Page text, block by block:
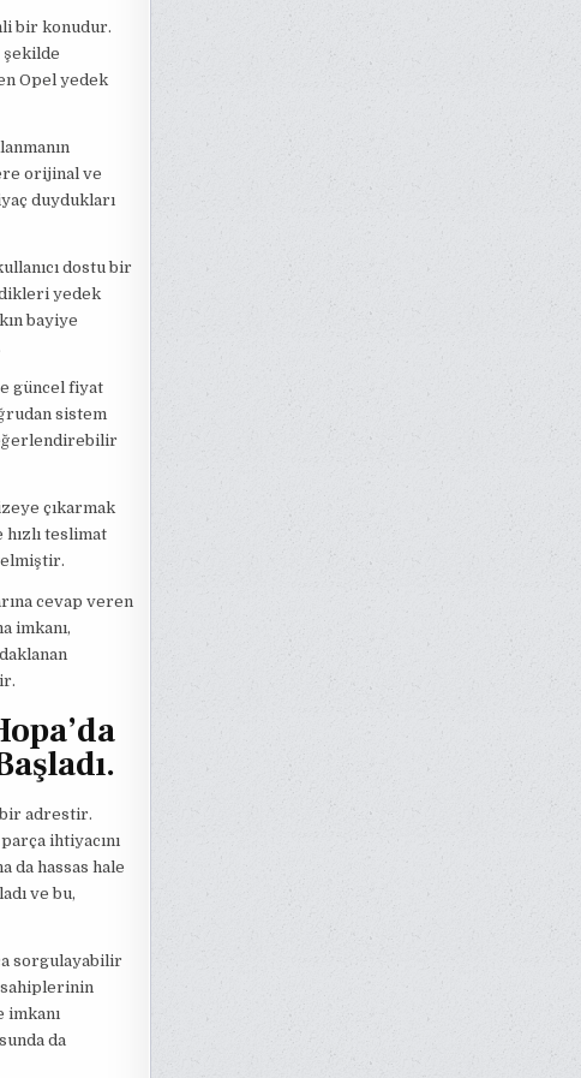
bir konudur.
şekilde
Opel yedek
orijinal ve
duydukları
dostu bir
yedek
bayiye
güncel fiyat
sistem
çıkarmak
teslimat
cevap veren
imkanı,
adrestir.
ihtiyacını
da hassas hale
ve bu,
sorgulayabilir
sahiplerinin
imkanı
da